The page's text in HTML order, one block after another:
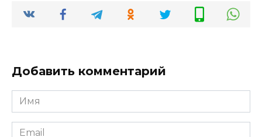
Добавить комментарий
Имя
*
Email